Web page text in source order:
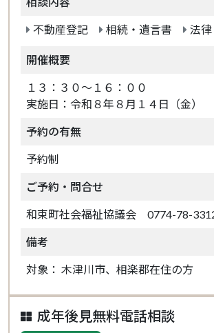
不動産登記 相続・遺言書 法律
開催概要
１３：３０～１６：００
実施日：令和８年８月１４日（金）
予約の有無
予約制
ご予約・問合せ
和束町社会福祉協議会 0774-78-
備考
対象： 木津川市、相楽郡在住の方
成年後見無料電話相談